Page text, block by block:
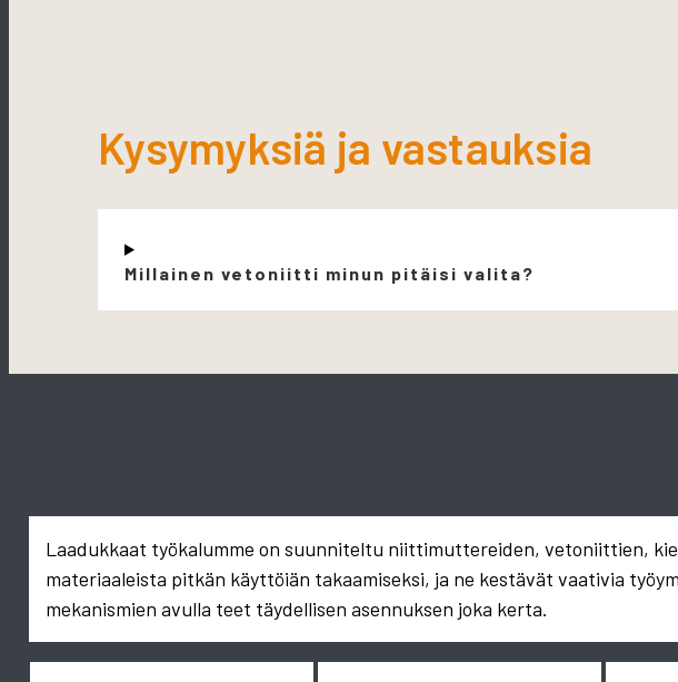
Kysymyksiä ja vastauksia
Millainen vetoniitti minun pitäisi valita?
Laadukkaat työkalumme on suunniteltu niittimuttereiden, vetoniittien,
materiaaleista pitkän käyttöiän takaamiseksi, ja ne kestävät vaativia
mekanismien avulla teet täydellisen asennuksen joka kerta.